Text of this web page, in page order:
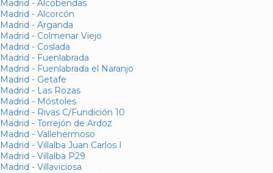
Madrid - Alcobendas
Madrid - Alcorcón
Madrid - Arganda
Madrid - Colmenar Viejo
Madrid - Coslada
Madrid - Fuenlabrada
Madrid - Fuenlabrada el Naranjo
Madrid - Getafe
Madrid - Las Rozas
Madrid - Móstoles
Madrid - Rivas C/Fundición 10
Madrid - Torrejón de Ardoz
Madrid - Vallehermoso
Madrid - Villalba Juan Carlos I
Madrid - Villalba P29
Madrid - Villaviciosa